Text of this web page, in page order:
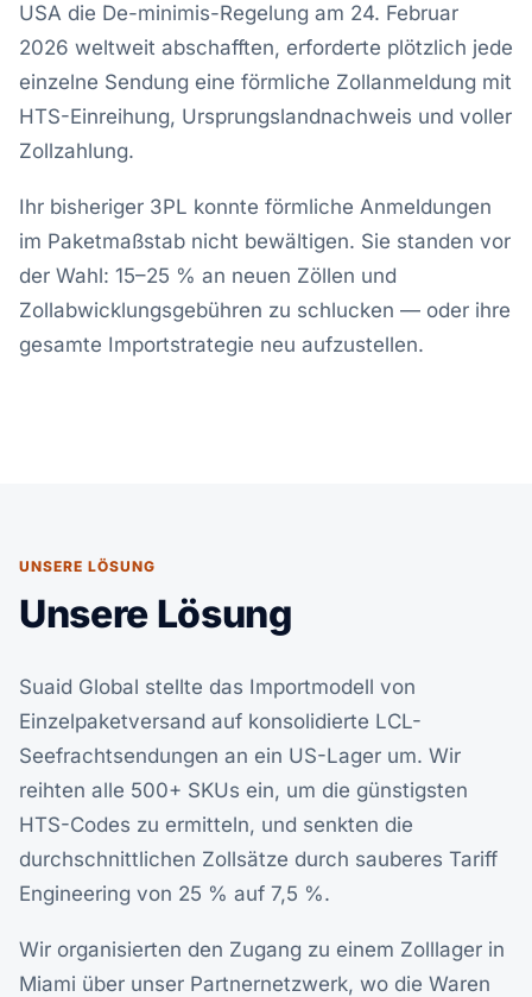
USA die De-minimis-Regelung am 24. Februar
2026 weltweit abschafften, erforderte plötzlich jede
einzelne Sendung eine förmliche Zollanmeldung mit
HTS-Einreihung, Ursprungslandnachweis und voller
Zollzahlung.
Ihr bisheriger 3PL konnte förmliche Anmeldungen
im Paketmaßstab nicht bewältigen. Sie standen vor
der Wahl: 15–25 % an neuen Zöllen und
Zollabwicklungsgebühren zu schlucken — oder ihre
gesamte Importstrategie neu aufzustellen.
UNSERE LÖSUNG
Unsere Lösung
Suaid Global stellte das Importmodell von
Einzelpaketversand auf konsolidierte LCL-
Seefrachtsendungen an ein US-Lager um. Wir
reihten alle 500+ SKUs ein, um die günstigsten
HTS-Codes zu ermitteln, und senkten die
durchschnittlichen Zollsätze durch sauberes Tariff
Engineering von 25 % auf 7,5 %.
Wir organisierten den Zugang zu einem Zolllager in
Miami über unser Partnernetzwerk, wo die Waren